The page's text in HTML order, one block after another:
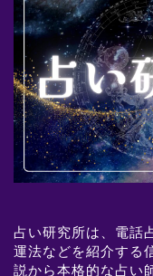
占い研究所は、電話
運法などを紹介する
説から本格的な占い